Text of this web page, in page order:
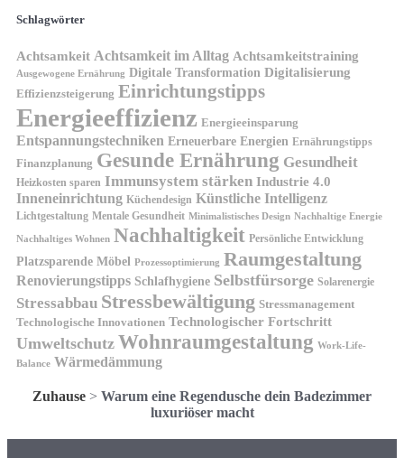
Schlagwörter
Achtsamkeit Achtsamkeit im Alltag Achtsamkeitstraining
Ausgewogene Ernährung Digitale Transformation Digitalisierung
Effizienzsteigerung Einrichtungstipps
Energieeffizienz Energieeinsparung
Entspannungstechniken Erneuerbare Energien Ernährungstipps
Finanzplanung Gesunde Ernährung Gesundheit
Heizkosten sparen Immunsystem stärken Industrie 4.0
Inneneinrichtung Küchendesign Künstliche Intelligenz
Lichtgestaltung Mentale Gesundheit Minimalistisches Design Nachhaltige Energie
Nachhaltiges Wohnen Nachhaltigkeit Persönliche Entwicklung
Platzsparende Möbel Prozessoptimierung Raumgestaltung
Renovierungstipps Schlafhygiene Selbstfürsorge Solarenergie
Stressabbau Stressbewältigung Stressmanagement
Technologische Innovationen Technologischer Fortschritt
Umweltschutz Wohnraumgestaltung Work-Life-
Balance Wärmedämmung
Zuhause > Warum eine Regendusche dein Badezimmer
luxuriöser macht